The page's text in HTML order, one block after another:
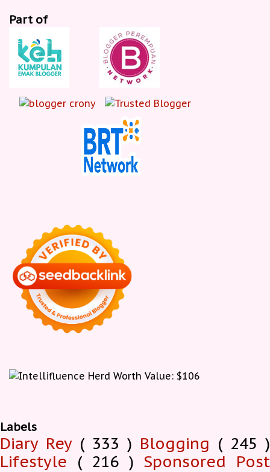
Part of
Labels
Diary Rey ( 333 ) Blogging ( 245 )
Lifestyle ( 216 ) Sponsored Post